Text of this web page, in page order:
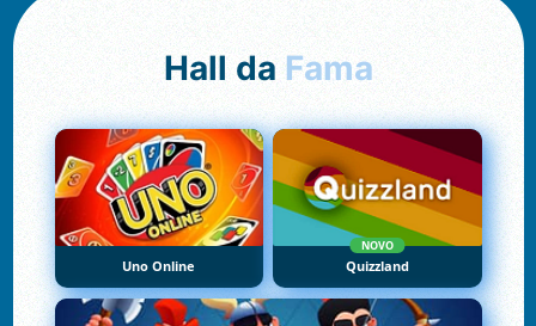
Hall da Fama
Uno Online
NOVO
Quizzland